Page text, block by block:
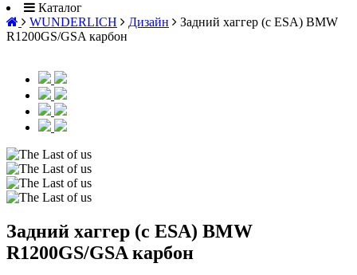
Каталог
WUNDERLICH
Дизайн
Задний хаггер (с ESA) BMW
R1200GS/GSA карбон
Задний хаггер (с ESA) BMW
R1200GS/GSA карбон